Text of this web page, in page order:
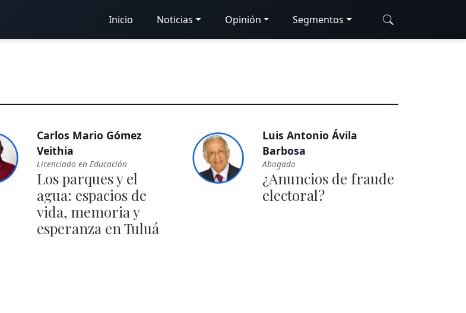
Inicio Noticias Opinión Segmentos
Carlos Mario Gómez
Veithia
Licenciado en Educación
Los parques y el
agua: espacios de
vida, memoria y
esperanza en Tuluá
Luis Antonio Ávila
Barbosa
Abogado
¿Anuncios de fraude
electoral?